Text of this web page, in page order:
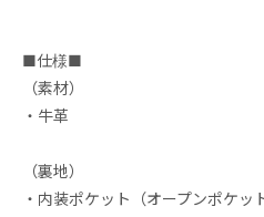
■仕様■
（素材）
・牛革
（裏地）
・内装ポケット（オープンポケッ